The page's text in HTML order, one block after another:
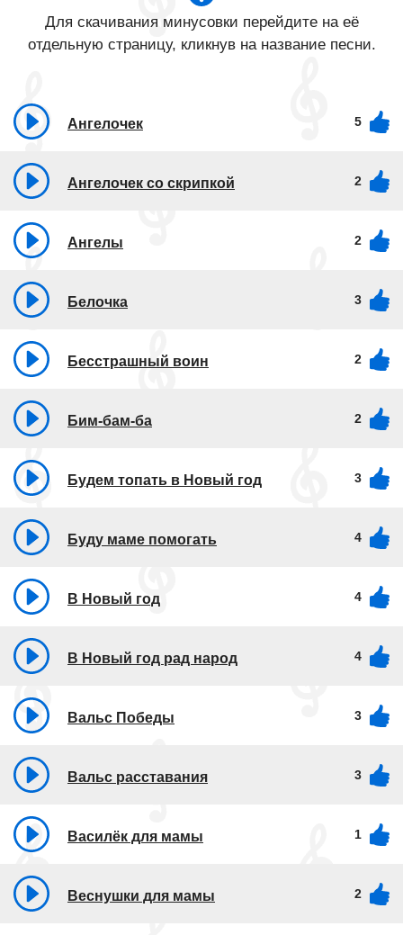
Для скачивания минусовки перейдите на её
отдельную страницу, кликнув на название песни.
Ангелочек 5
Ангелочек со скрипкой 2
Ангелы 2
Белочка 3
Бесстрашный воин 2
Бим-бам-ба 2
Будем топать в Новый год 3
Буду маме помогать 4
В Новый год 4
В Новый год рад народ 4
Вальс Победы 3
Вальс расставания 3
Василёк для мамы 1
Веснушки для мамы 2